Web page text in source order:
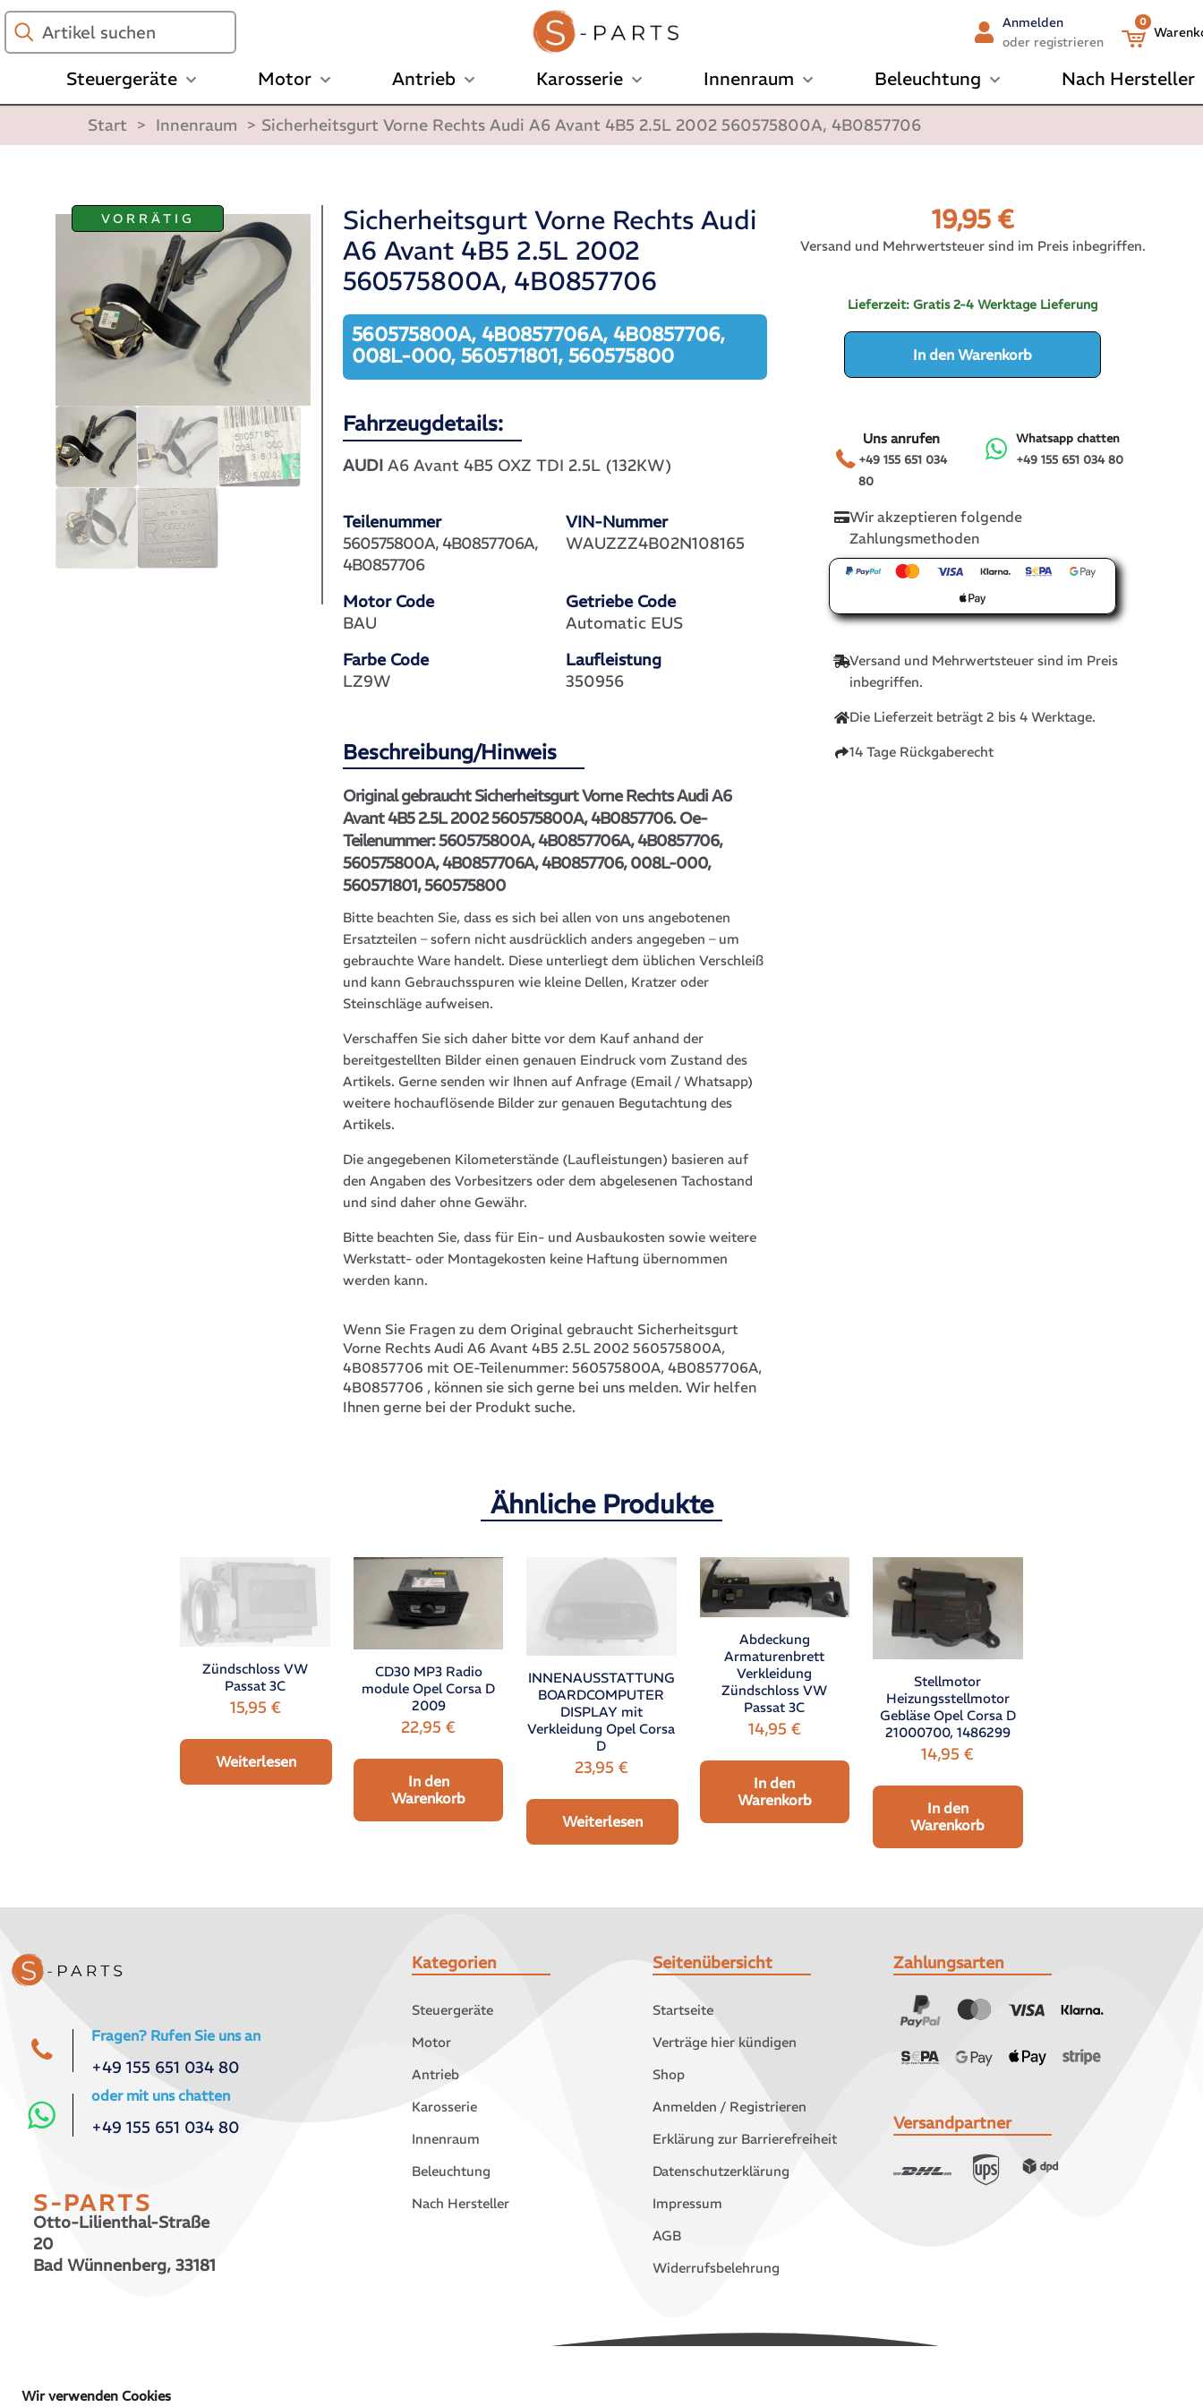
Artikel
suchen
Anmelden
oder registrieren
0
Steuergeräte Motor Antrieb Karosserie Innenraum Beleuchtung Nach Hersteller
Start > Innenraum > Sicherheitsgurt Vorne Rechts Audi A6 Avant 4B5 2.5L 2002 560575800A, 4B0857706
VORRÄTIG
Sicherheitsgurt Vorne Rechts Audi
A6 Avant 4B5 2.5L 2002
560575800A, 4B0857706
560575800A, 4B0857706A, 4B0857706,
008L-000, 560571801, 560575800
Fahrzeugdetails:
AUDI A6 Avant 4B5 OXZ TDI 2.5L (132KW)
Teilenummer
VIN-Nummer
560575800A, 4B0857706A,
4B0857706
WAUZZZ4B02N108165
Motor Code
Getriebe Code
BAU
Automatic EUS
Farbe Code
Laufleistung
LZ9W
350956
Beschreibung/Hinweis
Original gebraucht Sicherheitsgurt Vorne Rechts Audi A6
Avant 4B5 2.5L 2002 560575800A, 4B0857706. Oe-
Teilenummer: 560575800A, 4B0857706A, 4B0857706,
560575800A, 4B0857706A, 4B0857706, 008L-000,
560571801, 560575800
Bitte beachten Sie, dass es sich bei allen von uns angebotenen
Ersatzteilen – sofern nicht ausdrücklich anders angegeben – um
gebrauchte Ware handelt. Diese unterliegt dem üblichen Verschleiß
und kann Gebrauchsspuren wie kleine Dellen, Kratzer oder
Steinschläge aufweisen.
Verschaffen Sie sich daher bitte vor dem Kauf anhand der
bereitgestellten Bilder einen genauen Eindruck vom Zustand des
Artikels. Gerne senden wir Ihnen auf Anfrage (Email / Whatsapp)
weitere hochauflösende Bilder zur genauen Begutachtung des
Artikels.
Die angegebenen Kilometerstände (Laufleistungen) basieren auf
den Angaben des Vorbesitzers oder dem abgelesenen Tachostand
und sind daher ohne Gewähr.
Bitte beachten Sie, dass für Ein- und Ausbaukosten sowie weitere
Werkstatt- oder Montagekosten keine Haftung übernommen
werden kann.
Wenn Sie Fragen zu dem Original gebraucht Sicherheitsgurt
Vorne Rechts Audi A6 Avant 4B5 2.5L 2002 560575800A,
4B0857706 mit OE-Teilenummer:560575800A, 4B0857706A,
4B0857706 , können sie sich gerne bei uns melden. Wir helfen
Ihnen gerne bei der Produkt suche.
19,95 €
Versand und Mehrwertsteuer sind im Preis inbegriffen.
Lieferzeit:Gratis 2-4 Werktage Lieferung
In den Warenkorb
+49 155 651 034
80
Uns anrufen
+49 155 651 034 80
Whatsapp chatten
Wir akzeptieren folgende
Zahlungsmethoden
Versand und Mehrwertsteuer sind im Preis
inbegriffen.
Die Lieferzeit beträgt 2 bis 4 Werktage.
14 Tage Rückgaberecht
Ähnliche Produkte
Zündschloss VW
Passat 3C
15,95 €
Weiterlesen
CD30 MP3 Radio
module Opel Corsa D
2009
22,95 €
In den
Warenkorb
INNENAUSSTATTUNG
BOARDCOMPUTER
DISPLAY mit
Verkleidung Opel Corsa
D
23,95 €
Weiterlesen
Abdeckung
Armaturenbrett
Verkleidung
Zündschloss VW
Passat 3C
14,95 €
In den
Warenkorb
Stellmotor
Heizungsstellmotor
Gebläse Opel Corsa D
21000700, 1486299
14,95€
In den
Warenkorb
Fragen? Rufen Sie uns an
+49 155 651 034 80
oder mit uns chatten
+49 155 651 034 80
S-PARTS
Otto-Lilienthal-Straße
20
Bad Wünnenberg, 33181
Kategorien
Steuergeräte
Motor
Antrieb
Karosserie
Innenraum
Beleuchtung
Nach Hersteller
Seitenübersicht
Startseite
Verträge hier kündigen
Shop
Anmelden / Registrieren
Erklärung zur Barrierefreiheit
Datenschutzerklärung
Impressum
AGB
Widerrufsbelehrung
Zahlungsarten
Versandpartner
Wir verwenden Cookies